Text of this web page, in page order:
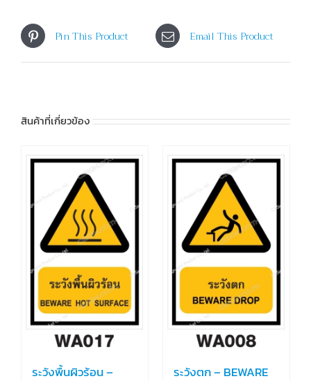
Pin This Product Email This Product
สินค้าที่เกี่ยวข้อง
ระวังพื้นผิวร้อน –
ระวังตก – BEWARE